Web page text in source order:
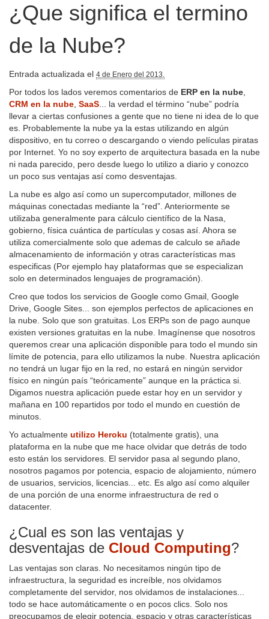
¿Que significa el termino
de la Nube?
Entrada actualizada el 4 de Enero del 2013.
Por todos los lados veremos comentarios de ERP en la nube,
CRM en la nube, SaaS... la verdad el término “nube” podría
llevar a ciertas confusiones a gente que no tiene ni idea de lo que
es. Probablemente la nube ya la estas utilizando en algún
dispositivo, en tu correo o descargando o viendo películas piratas
por Internet. Yo no soy experto de arquitectura basada en la nube
ni nada parecido, pero desde luego lo utilizo a diario y conozco
un poco sus ventajas así como desventajas.
La nube es algo así como un supercomputador, millones de
máquinas conectadas mediante la “red”. Anteriormente se
utilizaba generalmente para cálculo científico de la Nasa,
gobierno, física cuántica de partículas y cosas así. Ahora se
utiliza comercialmente solo que ademas de calculo se añade
almacenamiento de información y otras características mas
especificas (Por ejemplo hay plataformas que se especializan
solo en determinados lenguajes de programación).
Creo que todos los servicios de Google como Gmail, Google
Drive, Google Sites... son ejemplos perfectos de aplicaciones en
la nube. Solo que son gratuitas. Los ERPs son de pago aunque
existen versiones gratuitas en la nube. Imagínense que nosotros
queremos crear una aplicación disponible para todo el mundo sin
límite de potencia, para ello utilizamos la nube. Nuestra aplicación
no tendrá un lugar fijo en la red, no estará en ningún servidor
físico en ningún país “teóricamente” aunque en la práctica si.
Digamos nuestra aplicación puede estar hoy en un servidor y
mañana en 100 repartidos por todo el mundo en cuestión de
minutos.
Yo actualmente utilizo Heroku (totalmente gratis), una
plataforma en la nube que me hace olvidar que detrás de todo
esto están los servidores. El servidor pasa al segundo plano,
nosotros pagamos por potencia, espacio de alojamiento, número
de usuarios, servicios, licencias... etc. Es algo así como alquiler
de una porción de una enorme infraestructura de red o
datacenter.
¿Cual es son las ventajas y
desventajas de Cloud Computing?
Las ventajas son claras. No necesitamos ningún tipo de
infraestructura, la seguridad es increíble, nos olvidamos
completamente del servidor, nos olvidamos de instalaciones...
todo se hace automáticamente o en pocos clics. Solo nos
preocupamos de elegir potencia, espacio y otras características